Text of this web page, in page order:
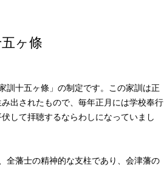
ヶ條
十五ヶ條」の制定です。この家訓は正
出されたもので、毎年正月には学校奉行
して拝聴するならわしになっていまし
藩士の精神的な支柱であり、会津藩の